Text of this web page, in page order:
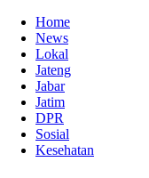
Home
News
Lokal
Jateng
Jabar
Jatim
DPR
Sosial
Kesehatan